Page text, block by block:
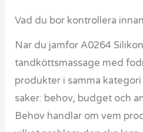
Vad du bor kontrollera
Nar du jamfor A0264
tandköttsmassage med
produkter i samma
saker: behov, budget och
Behov handlar om vem